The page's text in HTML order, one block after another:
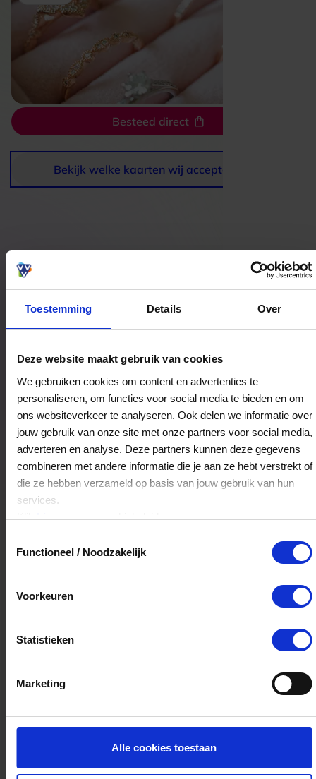
Toestemming Details Over
Deze website maakt gebruik van cookies
We gebruiken cookies om content en advertenties te
personaliseren, om functies voor social media te bieden en om
ons websiteverkeer te analyseren. Ook delen we informatie over
jouw gebruik van onze site met onze partners voor social media,
adverteren en analyse. Deze partners kunnen deze gegevens
combineren met andere informatie die je aan ze hebt verstrekt of
die ze hebben verzameld op basis van jouw gebruik van hun
services.
Klikhiervoor ons cookiebeleid.
Functioneel / Noodzakelijk
Voorkeuren
Statistieken
Marketing
Alle cookies toestaan
Besteed direct
Bekijk welke kaarten wij accepteren
Bestedingslocaties
Uurwerkspecialist Henk Vlasma
Hoofdstraat 67
9244CM Beetsterzwaag
Veelgestelde Vragen
Kan ik het saldo in delen besteden?
Het volledige saldo op de VVV cadeaukaart
cadeaukaart in delen uitgeven.